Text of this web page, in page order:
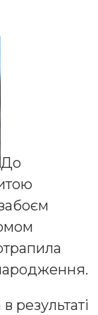
До
результаті